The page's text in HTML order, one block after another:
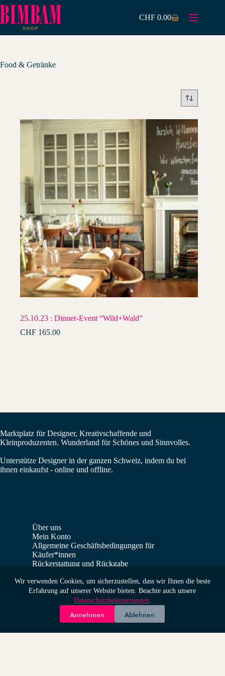
Zum
Inhalt
springen
Wir verwenden Cookies, um sicherzustellen, dass wir Ihnen die beste
Erfahrung auf unserer Website bieten. Beachte auch unsere
Datenschutzbestimmungen.
Annehmen Ablehnen
Warenkorb
CHF 0.00
Food & Getränke
25.10.23 : Dinner-Event “Wild+Wald”
CHF 165.00
Marktplatz für Designer, Kreativschaffende und
Kleinproduzenten. Wunderland für Schönes und Sinnvolles.
Unterstütze Designer in der ganzen Schweiz, indem du bei
ihnen einkaufst - online und offline.
Über uns
Mein Konto
Allgemeine Geschäftsbedingungen für
Käufer*innen
Rückerstattung und Rückgabe
Impressum Datenschutzbestimmungen
Cart